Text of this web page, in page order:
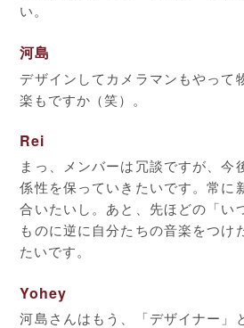
い。
河島
デザインしてカメラマンもやって
楽もですか（笑）。
Rei
まっ、メンバーは冗談ですが、今
係性を保っていきたいです。常に
合いたいし。あと、先ほどの「い
ものに逆に自分たちの音楽をつけ
たいです。
Yohey
河島さんはもう、「デザイナー」